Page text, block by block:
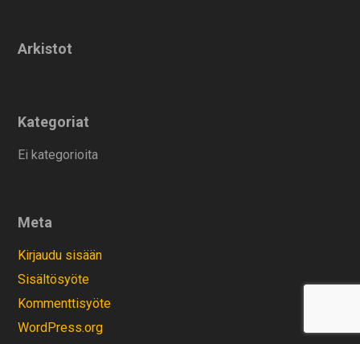
Arkistot
Kategoriat
Ei kategorioita
Meta
Kirjaudu sisään
Sisältösyöte
Kommenttisyöte
WordPress.org